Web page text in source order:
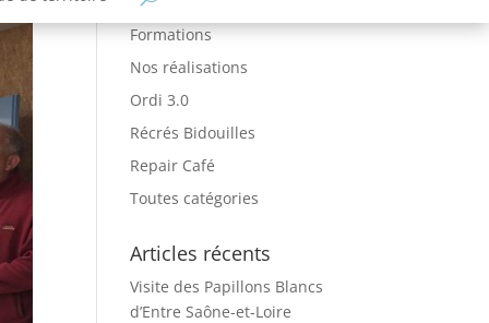
Formations
Nos réalisations
Ordi 3.0
Récrés Bidouilles
Repair Café
Toutes catégories
Articles récents
Visite des Papillons Blancs
d’Entre Saône-et-Loire